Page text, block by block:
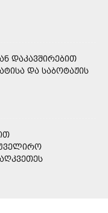
ᲓᲐᲙᲐᲕᲨᲘᲠᲔᲑᲘᲗ
ᲓᲐ ᲡᲐᲑᲝᲢᲐᲟᲘᲡ